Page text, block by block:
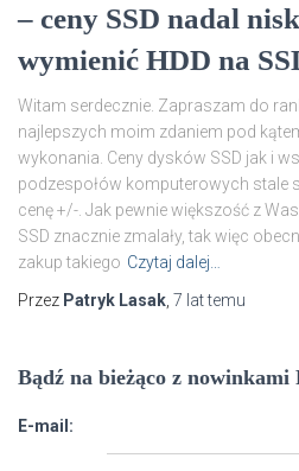
– ceny SSD nadal
wymienić HDD na
Witam serdecznie. Zapraszam do
najlepszych moim zdaniem pod
wykonania. Ceny dysków SSD jak i
podzespołów komputerowych stale
cenę +/-. Jak pewnie większość z
SSD znacznie zmalały, tak więc
zakup takiego Czytaj dalej…
Przez Patryk Lasak 7 lattemu
Bądź na bieżąco z
E-mail: